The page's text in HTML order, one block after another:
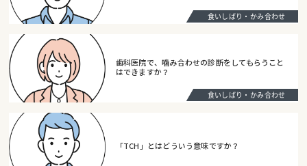
食いしばり・かみ合わせ
歯科医院で、噛み合わせの診断をしてもらうこと
はできますか？
食いしばり・かみ合わせ
「TCH」とはどういう意味ですか？